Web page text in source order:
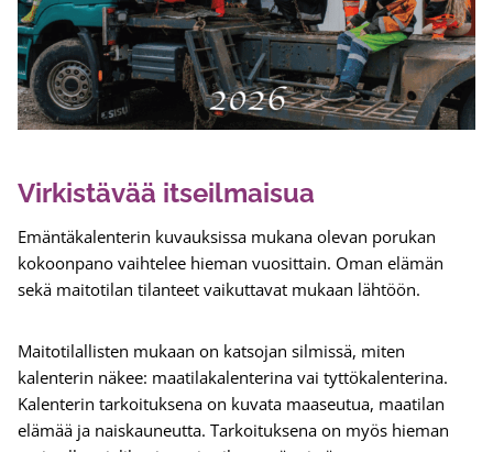
Virkistävää itseilmaisua
Emäntäkalenterin kuvauksissa mukana olevan porukan
kokoonpano vaihtelee hieman vuosittain. Oman elämän
sekä maitotilan tilanteet vaikuttavat mukaan lähtöön.
Maitotilallisten mukaan on katsojan silmissä, miten
kalenterin näkee: maatilakalenterina vai tyttökalenterina.
Kalenterin tarkoituksena on kuvata maaseutua, maatilan
elämää ja naiskauneutta. Tarkoituksena on myös hieman